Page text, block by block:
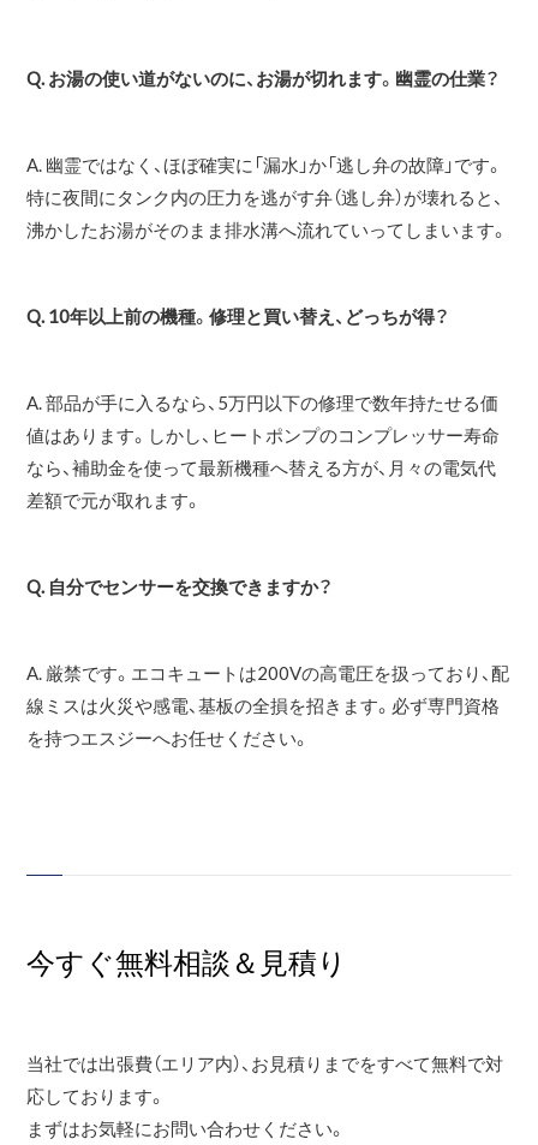
Q. お湯の使い道がないのに、お湯が切れます。幽霊の仕業？
A. 幽霊ではなく、ほぼ確実に「漏水」か「逃し弁の故障」です。
特に夜間にタンク内の圧力を逃がす弁（逃し弁）が壊れると、
沸かしたお湯がそのまま排水溝へ流れていってしまいます。
Q. 10年以上前の機種。修理と買い替え、どっちが得？
A. 部品が手に入るなら、5万円以下の修理で数年持たせる価
値はあります。しかし、ヒートポンプのコンプレッサー寿命
なら、補助金を使って最新機種へ替える方が、月々の電気代
差額で元が取れます。
Q. 自分でセンサーを交換できますか？
A. 厳禁です。エコキュートは200Vの高電圧を扱っており、配
線ミスは火災や感電、基板の全損を招きます。必ず専門資格
を持つエスジーへお任せください。
今すぐ無料相談＆見積り
当社では出張費（エリア内）、お見積りまでをすべて無料で対
応しております。
まずはお気軽にお問い合わせください。